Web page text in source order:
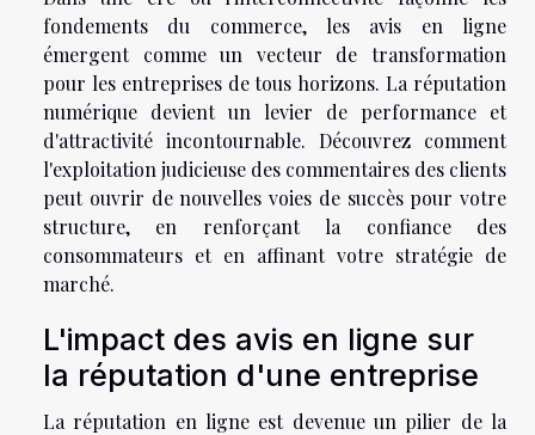
fondements du commerce, les avis en ligne
émergent comme un vecteur de transformation
pour les entreprises de tous horizons. La réputation
numérique devient un levier de performance et
d'attractivité incontournable. Découvrez comment
l'exploitation judicieuse des commentaires des clients
peut ouvrir de nouvelles voies de succès pour votre
structure, en renforçant la confiance des
consommateurs et en affinant votre stratégie de
marché.
L'impact des avis en ligne sur
la réputation d'une entreprise
La réputation en ligne est devenue un pilier de la